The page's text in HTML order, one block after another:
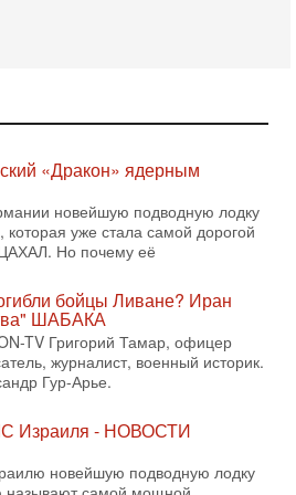
альянс? Что произойдет с
сил, если арабский список
«Дракон» ядерным
новейшую подводную лодку
уже стала самой дорогой
Но почему её
бойцы Ливане? Иран
ШАБАКА
TV Григорий Тамар, офицер
журналист, военный историк.
Гур-Арье.
Израиля - НОВОСТИ
новейшую подводную лодку